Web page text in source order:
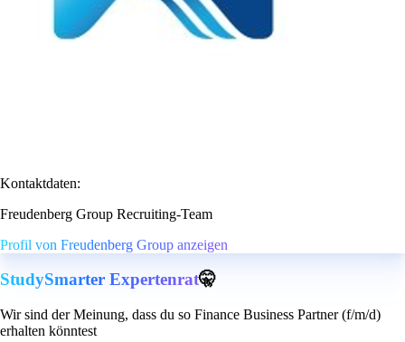
Kontaktdaten:
Freudenberg Group Recruiting-Team
Profil von Freudenberg Group anzeigen
StudySmarter Expertenrat🤫
Wir sind der Meinung, dass du so Finance Business Partner (f/m/d)
erhalten könntest